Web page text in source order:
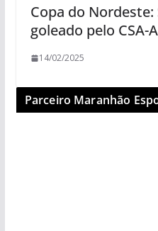
Copa do
goleado pelo CSA-
14/02/2025
Parceiro Maranhão